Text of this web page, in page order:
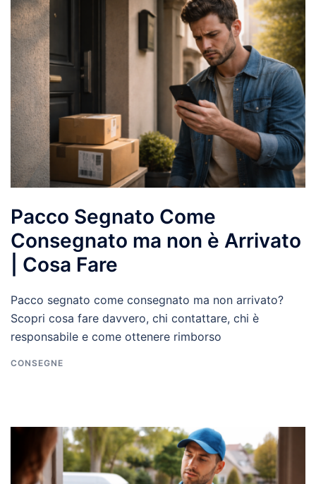
Pacco Segnato Come
Consegnato ma non è Arrivato
| Cosa Fare
Pacco segnato come consegnato ma non arrivato?
Scopri cosa fare davvero, chi contattare, chi è
responsabile e come ottenere rimborso
CONSEGNE